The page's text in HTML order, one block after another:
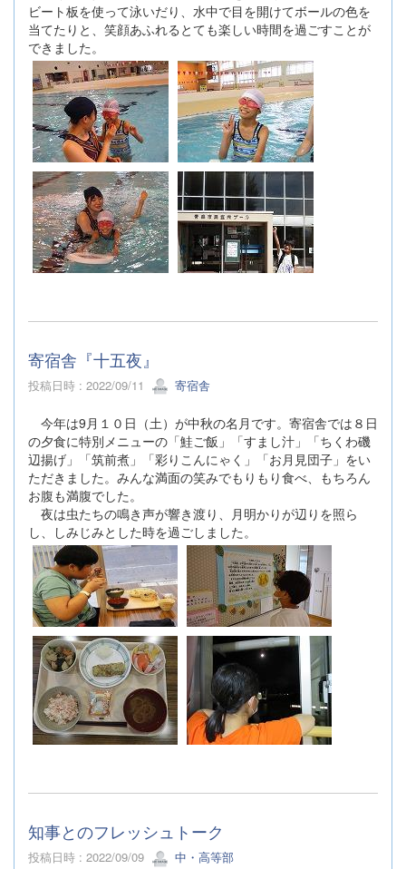
ビート板を使って泳いだり、水中で目を開けてボールの色を
当てたりと、笑顔あふれるとても楽しい時間を過ごすことが
できました。
寄宿舎『十五夜』
投稿日時 : 2022/09/11 寄宿舎
今年は9月１０日（土）が中秋の名月です。寄宿舎では８日
の夕食に特別メニューの「鮭ご飯」「すまし汁」「ちくわ磯
辺揚げ」「筑前煮」「彩りこんにゃく」「お月見団子」をい
ただきました。みんな満面の笑みでもりもり食べ、もちろん
お腹も満腹でした。
夜は虫たちの鳴き声が響き渡り、月明かりが辺りを照ら
し、しみじみとした時を過ごしました。
知事とのフレッシュトーク
投稿日時 : 2022/09/09 中・高等部